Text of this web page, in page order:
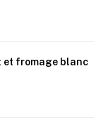
et fromage blanc